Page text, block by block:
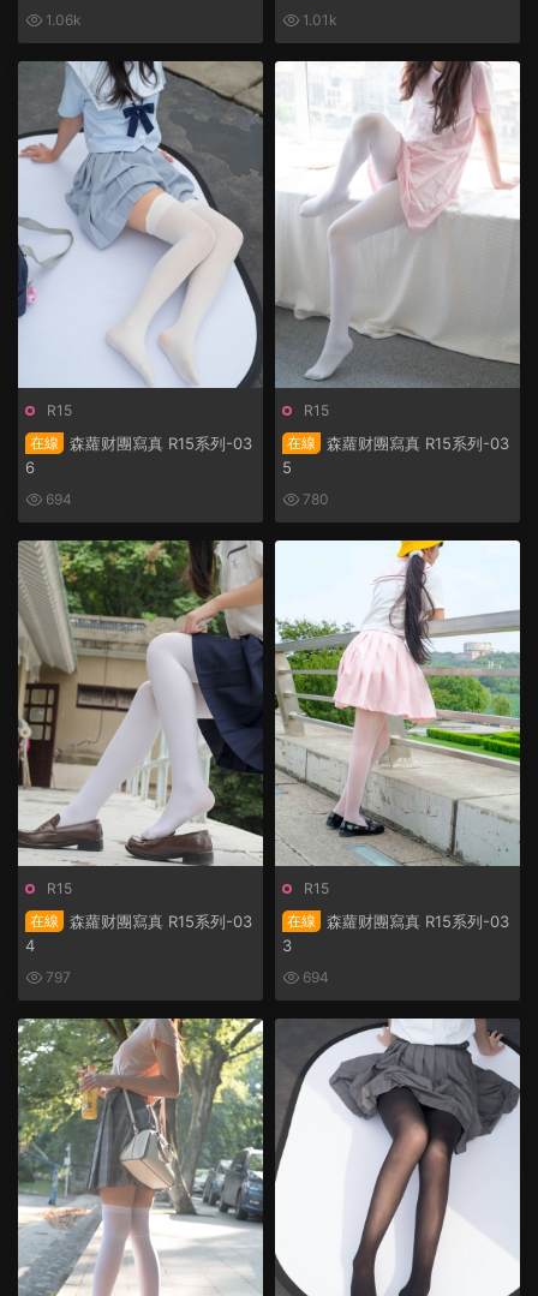
1.06k 1.01k
R15
在線
森蘿财團寫真 R15系列-03
6
694
R15
在線
森蘿财團寫真 R15系列-03
5
780
R15
在線
森蘿财團寫真 R15系列-03
4
797
R15
在線
森蘿财團寫真 R15系列-03
3
694